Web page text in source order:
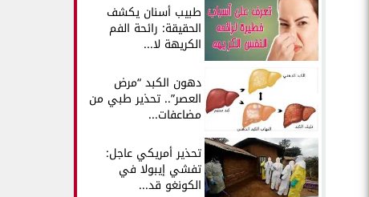
طبيب أسنان يكشف
الحقيقة: رائحة الفم
الكريهة لا...
دهون الكبد “مرض
العصر”.. تحذير طبي من
مضاعفات...
تحذير أمريكي عاجل:
تفشي إيبولا في
الكونغو قد...